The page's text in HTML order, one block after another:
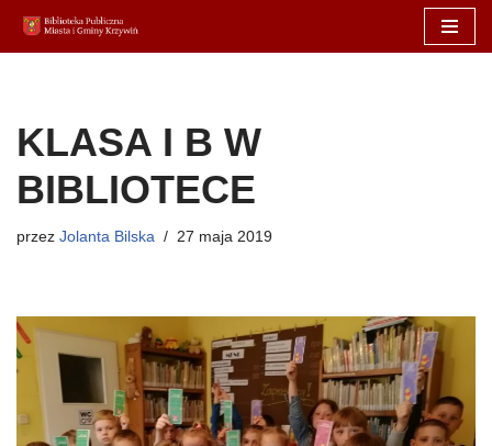
Przejdź
KLASA I B W
BIBLIOTECE
przez Jolanta Bilska 27 maja 2019